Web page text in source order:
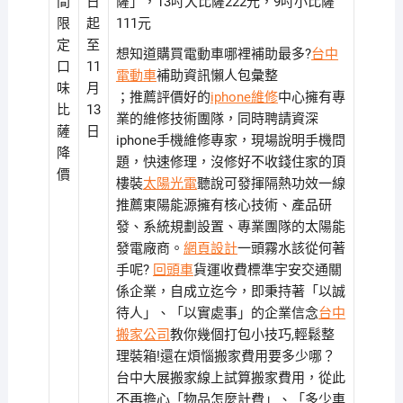
限
定
口
味
比
薩
降
價
起
至
11
月
13
日
111元
想知道購買電動車哪裡補助最多?台中
電動車補助資訊懶人包彙整
；推薦評價好的iphone維修中心擁有專
業的維修技術團隊，同時聘請資深
iphone手機維修專家，現場說明手機問
題，快速修理，沒修好不收錢住家的頂
樓裝太陽光電聽說可發揮隔熱功效一線
推薦東陽能源擁有核心技術、產品研
發、系統規劃設置、專業團隊的太陽能
發電廠商。 網頁設計一頭霧水該從何著
手呢? 回頭車貨運收費標準宇安交通關
係企業，自成立迄今，即秉持著「以誠
待人」、「以實處事」的企業信念台中
搬家公司教你幾個打包小技巧,輕鬆整
理裝箱!還在煩惱搬家費用要多少哪？
台中大展搬家線上試算搬家費用，從此
不再擔心「物品怎麼計費」、「多少車